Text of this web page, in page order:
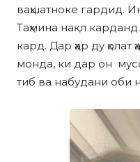
ваҳшатноке гардид.
Таҳмина нақл
кард. Дар ҳар ду
монда, ки дар он
тиб ва набудани оби